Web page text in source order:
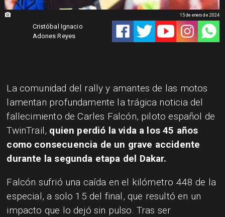
Cristóbal Ignacio
Adones Reyes
15 de enero de 2024
​La comunidad del rally y amantes de las motos
lamentan profundamente la trágica noticia del
fallecimiento de Carles Falcón, piloto español de
TwinTrail, quien perdió la vida a los 45 años
como consecuencia de un grave accidente
durante la segunda etapa del Dakar.
​Falcón sufrió una caída en el kilómetro 448 de la
especial, a solo 15 del final, que resultó en un
impacto que lo dejó sin pulso. Tras ser